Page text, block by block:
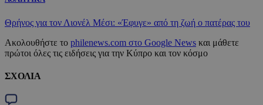
Θρήνος για τον Λιονέλ Μέσι: «Έφυγε» από τη ζωή ο πατέρας του
Ακολουθήστε το philenews.com στο Google News και μάθετε
πρώτοι όλες τις ειδήσεις για την Κύπρο και τον κόσμο
ΣΧΟΛΙΑ